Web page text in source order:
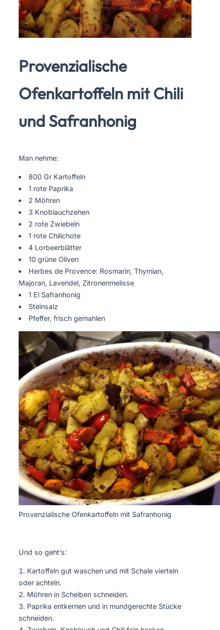
Provenzialische
Ofenkartoffeln mit Chili
und Safranhonig
Man nehme:
800 Gr Kartoffeln
1 rote Paprika
2 Möhren
3 Knoblauchzehen
2 rote Zwiebeln
1 rote Chilichote
4 Lorbeerblätter
10 grüne Oliven
Herbes de Provence: Rosmarin, Thymian,
Majoran, Lavendel, Zitronenmelisse
1 El Safranhonig
Steinsalz
Pfeffer, frisch gemahlen
Provenzialische Ofenkartoffeln mit Safranhonig
Und so geht’s:
Kartoffeln gut waschen und mit Schale vierteln
oder achteln.
Möhren in Scheiben schneiden.
Paprika entkernen und in mundgerechte Stücke
schneiden.